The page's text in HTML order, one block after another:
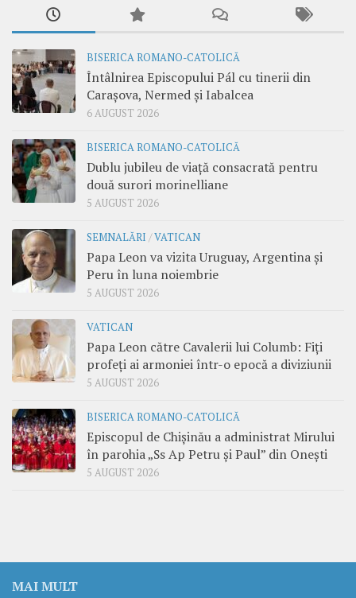
BISERICA ROMANO-CATOLICĂ
Întâlnirea Episcopului Pál cu tinerii din
Carașova, Nermed și Iabalcea
6 AUGUST 2026
BISERICA ROMANO-CATOLICĂ
Dublu jubileu de viață consacrată pentru
două surori morinelliane
5 AUGUST 2026
SEMNALĂRI /VATICAN
Papa Leon va vizita Uruguay, Argentina și
Peru în luna noiembrie
5 AUGUST 2026
VATICAN
Papa Leon către Cavalerii lui Columb: Fiți
profeți ai armoniei într-o epocă a diviziunii
5 AUGUST 2026
BISERICA ROMANO-CATOLICĂ
Episcopul de Chișinău a administrat Mirului
în parohia „Ss Ap Petru și Paul” din Onești
5 AUGUST 2026
MAI MULT